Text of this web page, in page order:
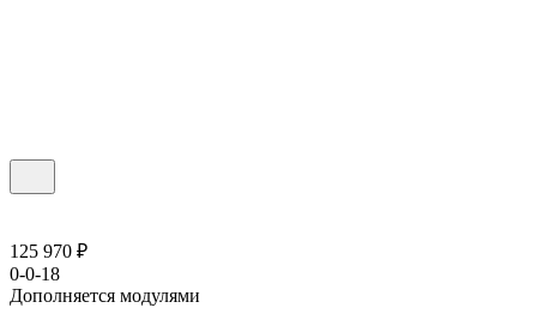
125 970 ₽
0-0-18
Дополняется модулями